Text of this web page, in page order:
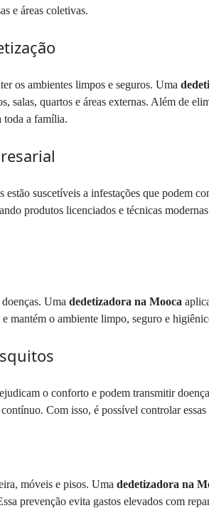
e áreas coletivas.
os ambientes limpos e seguros. Uma
salas, quartos e áreas externas. Além de
toda a família.
estão suscetíveis a infestações que podem
produtos licenciados e técnicas
Uma dedetizadora na Mooca
mantém o ambiente limpo, seguro e
o conforto e podem transmitir
Com isso, é possível controlar
móveis e pisos. Uma dedetizadora na
prevenção evita gastos elevados com